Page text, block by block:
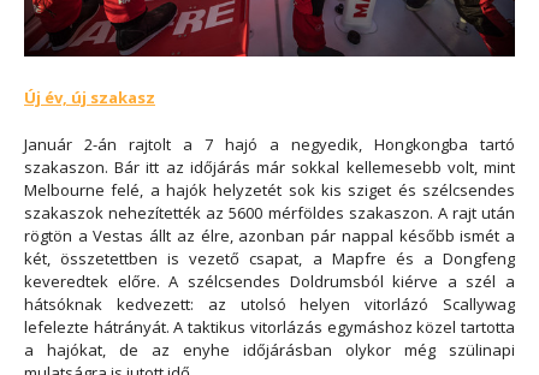
Új év, új szakasz
Január 2-án rajtolt a 7 hajó a negyedik, Hongkongba tartó
szakaszon. Bár itt az időjárás már sokkal kellemesebb volt, mint
Melbourne felé, a hajók helyzetét sok kis sziget és szélcsendes
szakaszok nehezítették az 5600 mérföldes szakaszon. A rajt után
rögtön a Vestas állt az élre, azonban pár nappal később ismét a
két, összetettben is vezető csapat, a Mapfre és a Dongfeng
keveredtek előre. A szélcsendes Doldrumsból kiérve a szél a
hátsóknak kedvezett: az utolsó helyen vitorlázó Scallywag
lefelezte hátrányát. A taktikus vitorlázás egymáshoz közel tartotta
a hajókat, de az enyhe időjárásban olykor még szülinapi